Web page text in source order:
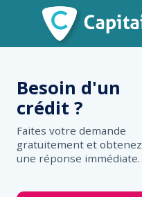
Besoin d'un
crédit ?
Faites votre demande
gratuitement et obtenez
une réponse immédiate.